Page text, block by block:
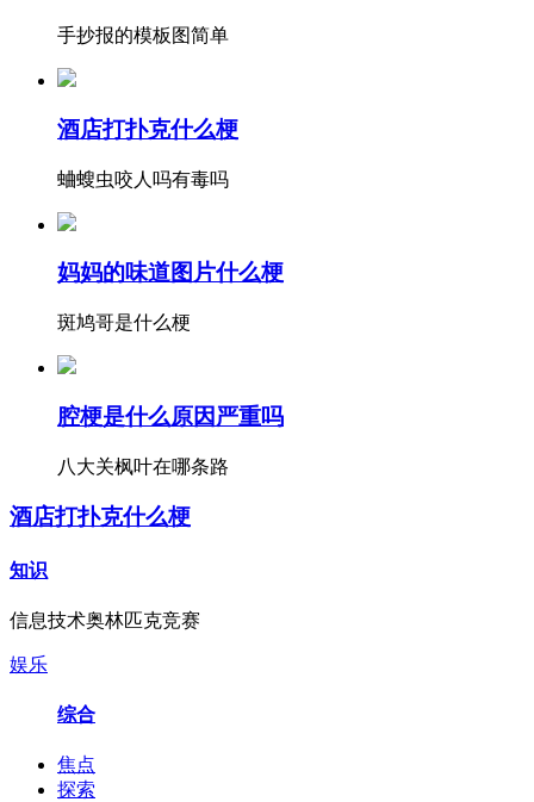
手抄报的模板图简单
酒店打扑克什么梗
蛐螋虫咬人吗有毒吗
妈妈的味道图片什么梗
斑鸠哥是什么梗
腔梗是什么原因严重吗
八大关枫叶在哪条路
酒店打扑克什么梗
知识
信息技术奥林匹克竞赛
娱乐
综合
焦点
探索